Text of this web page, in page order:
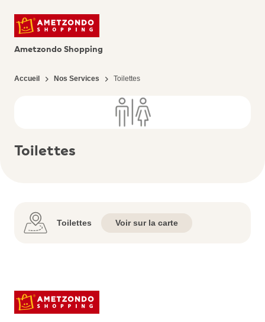
Ametzondo Shopping
Accueil Nos Services Toilettes
Toilettes
Toilettes Voir sur la carte